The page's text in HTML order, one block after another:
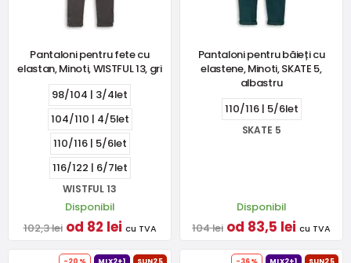
Pantaloni pentru fete cu
elastan, Minoti, WISTFUL 13, gri
98/104 | 3/4let
104/110 | 4/5let
110/116 | 5/6let
116/122 | 6/7let
WISTFUL 13
Disponibil
102,3 lei od 82 lei cu TVA
Pantaloni pentru băieți cu
elastene, Minoti, SKATE 5,
albastru
110/116 | 5/6let
SKATE 5
Disponibil
104 lei od 83,5 lei cu TVA